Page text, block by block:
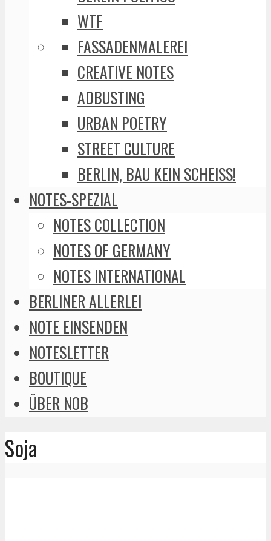
WTF
FASSADENMALEREI
CREATIVE NOTES
ADBUSTING
URBAN POETRY
STREET CULTURE
BERLIN, BAU KEIN SCHEISS!
NOTES-SPEZIAL
NOTES COLLECTION
NOTES OF GERMANY
NOTES INTERNATIONAL
BERLINER ALLERLEI
NOTE EINSENDEN
NOTESLETTER
BOUTIQUE
ÜBER NOB
Soja